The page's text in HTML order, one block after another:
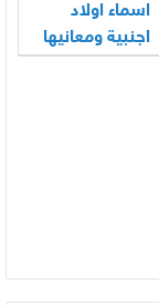
اسماء اولاد
اجنبية ومعانيها